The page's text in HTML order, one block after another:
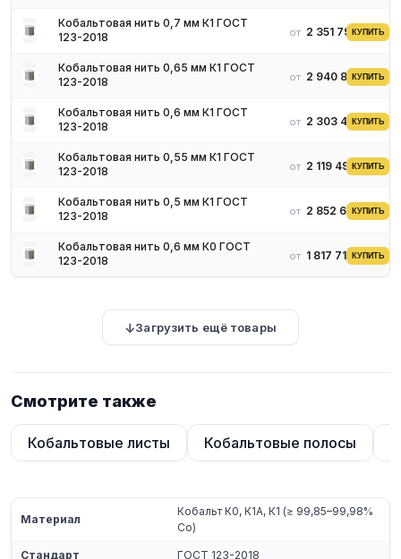
Кобальтовая нить 0,7 мм К1 ГОСТ
123-2018
от 2 351 799 ₽КУПИТЬ
Кобальтовая нить 0,65 мм К1 ГОСТ
123-2018
от 2 940 814 ₽КУПИТЬ
Кобальтовая нить 0,6 мм К1 ГОСТ
123-2018
от 2 303 438 ₽
КУПИТЬ
Кобальтовая нить 0,55 мм К1 ГОСТ
123-2018
от 2 119 494 ₽КУПИТЬ
Кобальтовая нить 0,5 мм К1 ГОСТ
123-2018
от 2 852 678 ₽
КУПИТЬ
Кобальтовая нить 0,6 мм К0 ГОСТ
123-2018
от 1 817 716 ₽КУПИТЬ
Загрузить ещё товары
Смотрите также
Кобальтовые листы Кобальтовые полосы
Материал
Кобальт К0, К1А, К1 (≥ 99,85–99,98%
Co)
Стандарт ГОСТ 123-2018